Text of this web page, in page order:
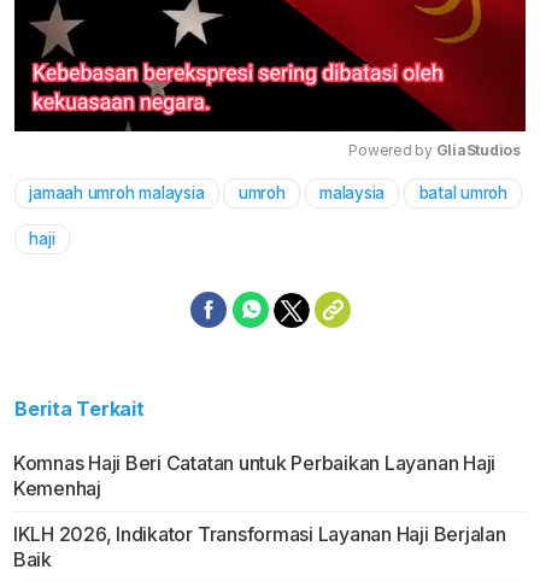
Mute
Powered by GliaStudios
jamaah umroh malaysia umroh malaysia batal umroh
haji
Berita Terkait
Komnas Haji Beri Catatan untuk Perbaikan Layanan Haji
Kemenhaj
IKLH 2026, Indikator Transformasi Layanan Haji Berjalan
Baik